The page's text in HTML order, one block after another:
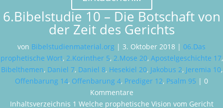
6.Bibelstudie 10 – Die Botschaft von
der Zeit des Gerichts
von Bibelstudienmaterial.org | 3. Oktober 2018 | 06.Das
prophetische Wort, 2.Korinther 5, 2.Mose 20, Apostelgeschichte 17,
Bibelthemen, Daniel 7, Daniel 8, Hesekiel 20, Jakobus 2, Jeremia 10,
Offenbarung 14, Offenbarung 4, Prediger 12, Psalm 95 | 0
Kommentare
Inhaltsverzeichnis 1 Welche prophetische Vision vom Gericht